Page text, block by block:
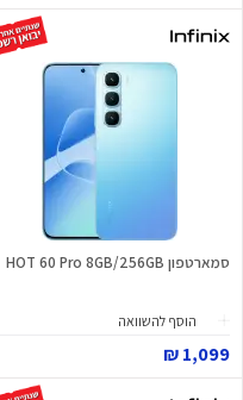
סמארטפון HOT 60 Pro 8GB/256GB
הוסף להשוואה
1,099 ₪